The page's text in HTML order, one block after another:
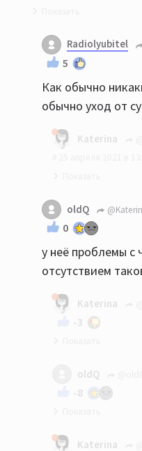
В данном
объяснений не
Radiolyubitel
5
Как обычно
обычно уход от
Katerina
Вам показалось.
oldQ
0
у неё проблемы с
отсутствием
Katerina
-3
отсутствие
срачной теме?
oldQ
-8
это я
Katerina